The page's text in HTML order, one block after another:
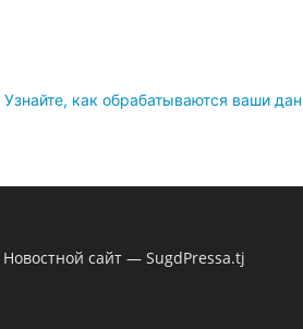
Узнайте, как обрабатываются ваши
Новостной сайт — SugdPressa.tj